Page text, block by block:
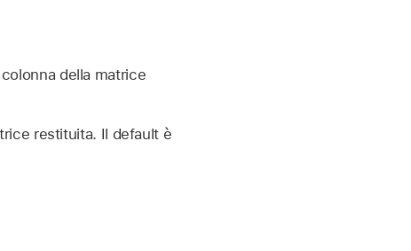
della matrice
restituita. Il default è